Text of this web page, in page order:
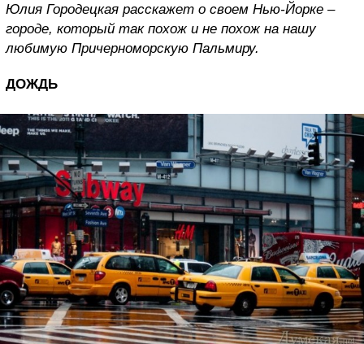
Юлия Городецкая расскажет о своем Нью-Йорке –
городе, который так похож и не похож на нашу
любимую Причерноморскую Пальмиру.
ДОЖДЬ